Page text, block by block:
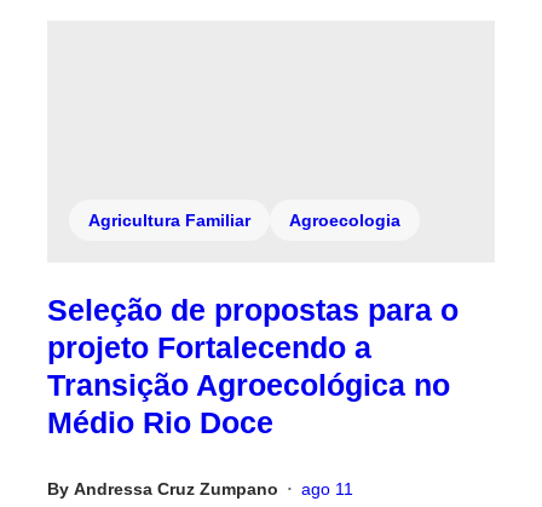
Agricultura Familiar Agroecologia
Seleção de propostas para o
projeto Fortalecendo a
Transição Agroecológica no
Médio Rio Doce
By Andressa Cruz Zumpano • ago 11